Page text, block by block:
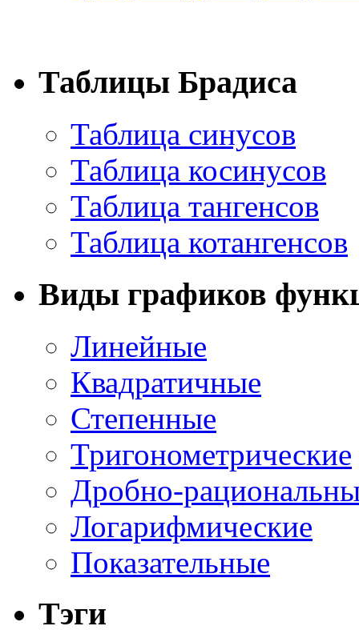
Таблицы Брадиса
Таблица синусов
Таблица косинусов
Таблица тангенсов
Таблица котангенсов
Виды графиков
Линейные
Квадратичные
Степенные
Тригонометрические
Дробно-
Логарифмические
Показательные
Тэги